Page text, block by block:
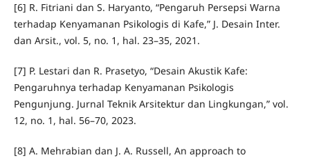
[6] R. Fitriani dan S. Haryanto, “Pengaruh Persepsi Warna
terhadap Kenyamanan Psikologis di Kafe,” J. Desain Inter.
dan Arsit., vol. 5, no. 1, hal. 23–35, 2021.
[7] P. Lestari dan R. Prasetyo, “Desain Akustik Kafe:
Pengaruhnya terhadap Kenyamanan Psikologis
Pengunjung. Jurnal Teknik Arsitektur dan Lingkungan,” vol.
12, no. 1, hal. 56–70, 2023.
[8] A. Mehrabian dan J. A. Russell, An approach to